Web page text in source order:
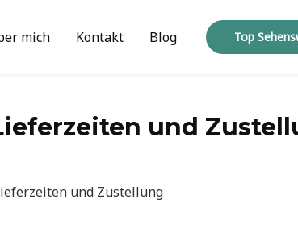
mich Kontakt Blog Top
und
und Zustellung